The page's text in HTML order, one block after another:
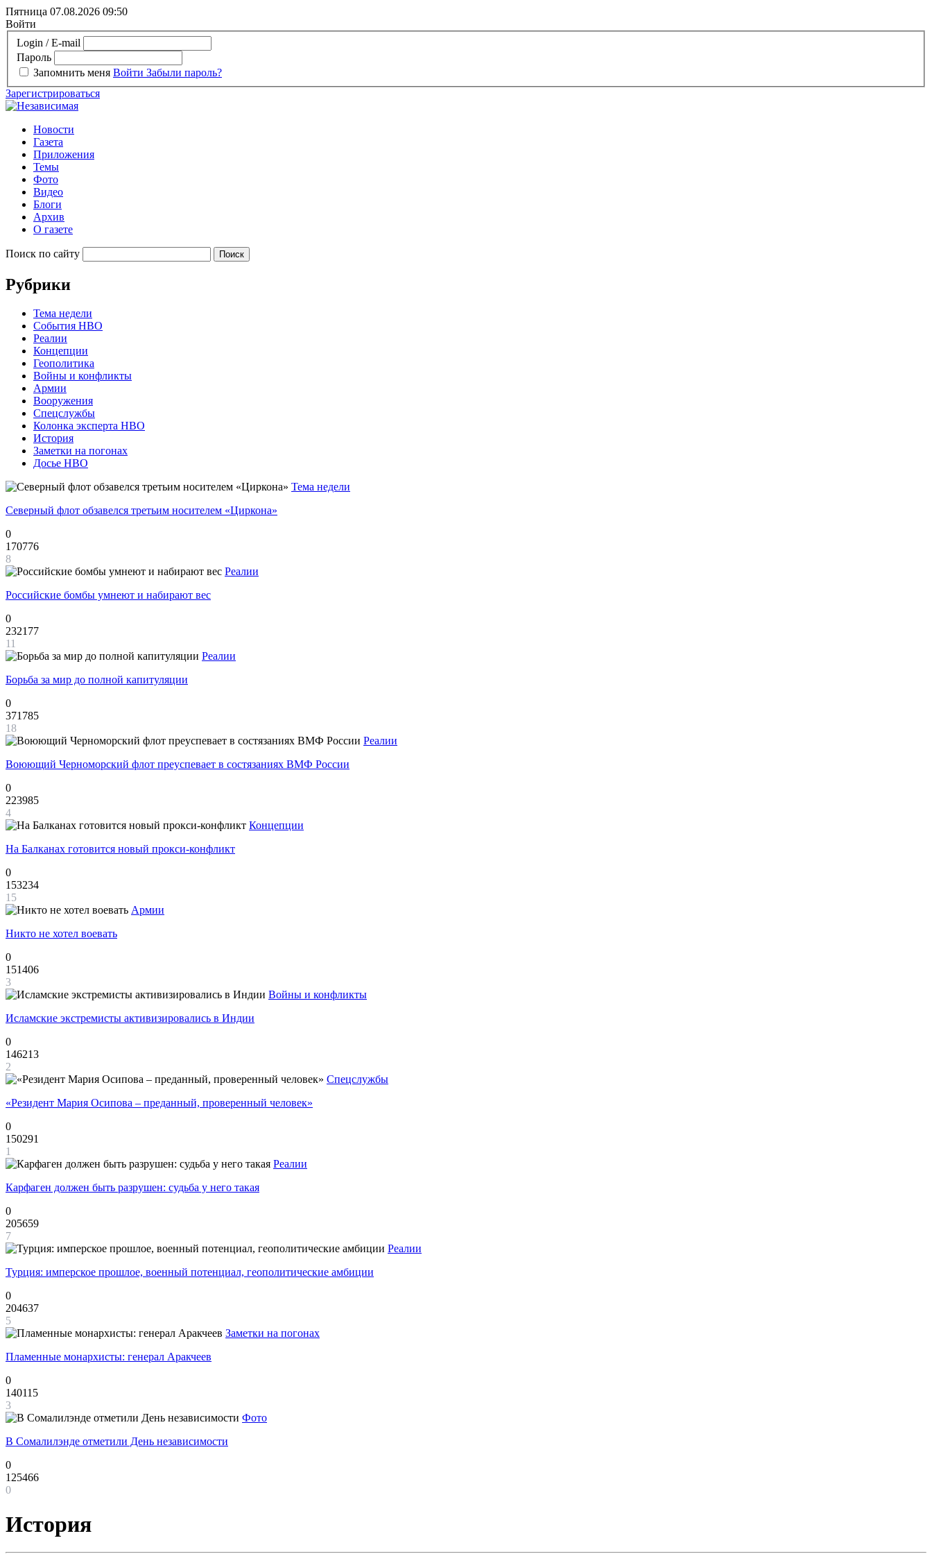
Пятница 07.08.2026 09:50
Войти
Login / E-mail
Пароль
Запомнить меня Войти Забыли пароль?
Зарегистрироваться
Новости
Газета
Приложения
Темы
Фото
Видео
Блоги
Архив
О газете
Поиск по сайту
Рубрики
Тема недели
События НВО
Реалии
Концепции
Геополитика
Войны и конфликты
Армии
Вооружения
Спецслужбы
Колонка эксперта НВО
История
Заметки на погонах
Досье НВО
Тема недели
Северный флот обзавелся третьим носителем «Циркона»
0
170776
8
Реалии
Российские бомбы умнеют и набирают вес
0
232177
11
Реалии
Борьба за мир до полной капитуляции
0
371785
18
Реалии
Воюющий Черноморский флот преуспевает в состязаниях ВМФ России
0
223985
4
Концепции
На Балканах готовится новый прокси-конфликт
0
153234
15
Армии
Никто не хотел воевать
0
151406
3
Войны и конфликты
Исламские экстремисты активизировались в Индии
0
146213
2
Спецслужбы
«Резидент Мария Осипова – преданный, проверенный человек»
0
150291
1
Реалии
Карфаген должен быть разрушен: судьба у него такая
0
205659
7
Реалии
Турция: имперское прошлое, военный потенциал, геополитические амбиции
0
204637
5
Заметки на погонах
Пламенные монархисты: генерал Аракчеев
0
140115
3
Фото
В Сомалилэнде отметили День независимости
0
125466
0
История